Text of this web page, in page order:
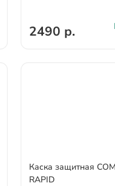
2490 р.
Каска защитная
RAPID